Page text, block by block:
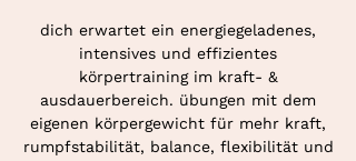
dich erwartet ein energiegeladenes,
intensives und effizientes
körpertraining im kraft- &
ausdauerbereich. übungen mit dem
eigenen körpergewicht für mehr kraft,
rumpfstabilität, balance, flexibilität und